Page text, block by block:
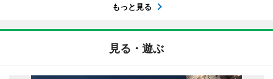
もっと見る
見る・遊ぶ